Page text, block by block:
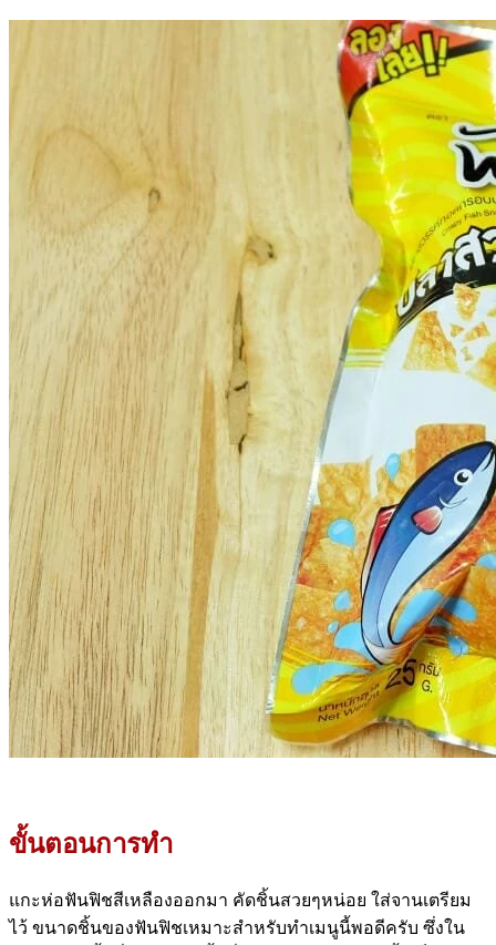
ขั้นตอนการทำ
แกะห่อฟันฟิชสีเหลืองออกมา คัดชิ้นสวยๆหน่อย ใส่จานเตรียม
ไว้ ขนาดชิ้นของฟันฟิชเหมาะสำหรับทำเมนูนี้พอดีครับ ซึ่งใน